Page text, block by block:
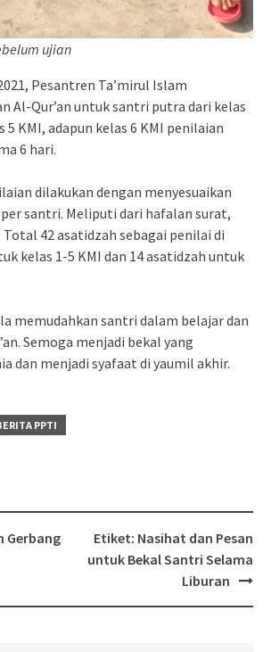
ujian
Pesantren Ta’mirul Islam
Al-Qur’an untuk santri putra dari kelas
5 KMI, adapun kelas 6 KMI penilaian
6 hari.
dilakukan dengan menyesuaikan
santri. Meliputi dari hafalan surat,
Total 42 asatidzah sebagai penilai di
kelas 1-5 KMI dan 14 asatidzah untuk
memudahkan santri dalam belajar dan
Semoga menjadi bekal yang
dan menjadi syafaat di yaumil akhir.
PPTI
Gerbang
Etiket: Nasihat dan Pesan
untuk Bekal Santri Selama
Liburan